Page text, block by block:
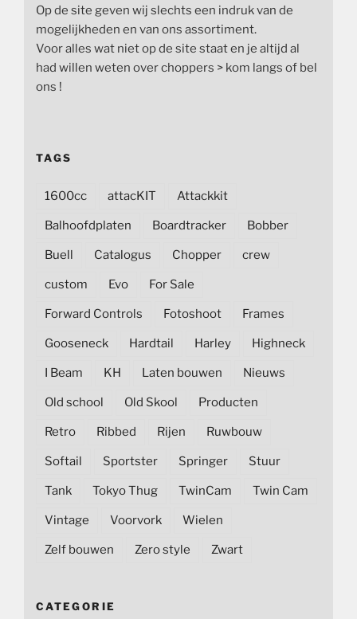
Op de site geven wij slechts een indruk van de
mogelijkheden en van ons assortiment.
Voor alles wat niet op de site staat en je altijd al
had willen weten over choppers > kom langs of bel
ons !
TAGS
1600cc attacKIT Attackkit
Balhoofdplaten Boardtracker Bobber
Buell Catalogus Chopper crew
custom Evo For Sale
Forward Controls Fotoshoot Frames
Gooseneck Hardtail Harley Highneck
I Beam KH Laten bouwen Nieuws
Old school Old Skool Producten
Retro Ribbed Rijen Ruwbouw
Softail Sportster Springer Stuur
Tank Tokyo Thug TwinCam Twin Cam
Vintage Voorvork Wielen
Zelf bouwen Zero style Zwart
CATEGORIE